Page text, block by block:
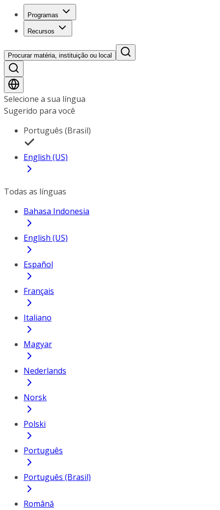
Programas
Recursos
Procurar matéria, instituição ou local
Selecione a sua língua
Sugerido para você
Português (Brasil)
English (US)
Todas as línguas
Bahasa Indonesia
English (US)
Español
Français
Italiano
Magyar
Nederlands
Norsk
Polski
Português
Português (Brasil)
Română